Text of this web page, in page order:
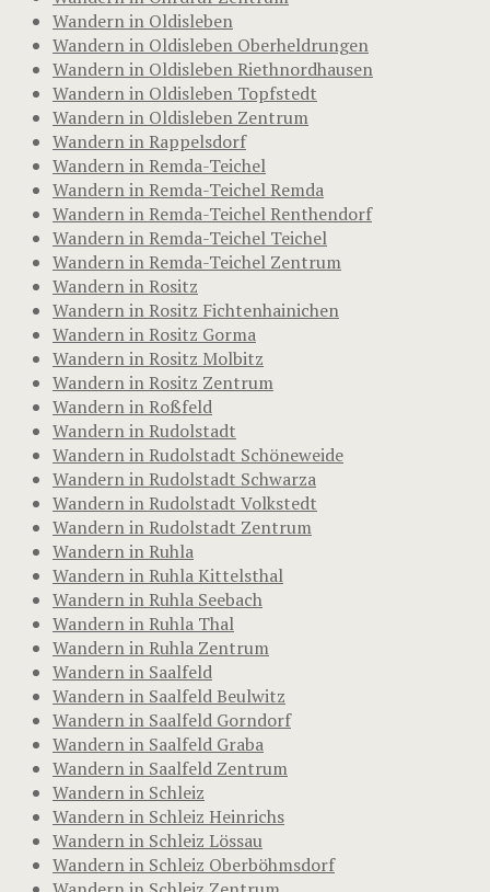
Wandern in Oldisleben
Wandern in Oldisleben Oberheldrungen
Wandern in Oldisleben Riethnordhausen
Wandern in Oldisleben Topfstedt
Wandern in Oldisleben Zentrum
Wandern in Rappelsdorf
Wandern in Remda-Teichel
Wandern in Remda-Teichel Remda
Wandern in Remda-Teichel Renthendorf
Wandern in Remda-Teichel Teichel
Wandern in Remda-Teichel Zentrum
Wandern in Rositz
Wandern in Rositz Fichtenhainichen
Wandern in Rositz Gorma
Wandern in Rositz Molbitz
Wandern in Rositz Zentrum
Wandern in Roßfeld
Wandern in Rudolstadt
Wandern in Rudolstadt Schöneweide
Wandern in Rudolstadt Schwarza
Wandern in Rudolstadt Volkstedt
Wandern in Rudolstadt Zentrum
Wandern in Ruhla
Wandern in Ruhla Kittelsthal
Wandern in Ruhla Seebach
Wandern in Ruhla Thal
Wandern in Ruhla Zentrum
Wandern in Saalfeld
Wandern in Saalfeld Beulwitz
Wandern in Saalfeld Gorndorf
Wandern in Saalfeld Graba
Wandern in Saalfeld Zentrum
Wandern in Schleiz
Wandern in Schleiz Heinrichs
Wandern in Schleiz Lössau
Wandern in Schleiz Oberböhmsdorf